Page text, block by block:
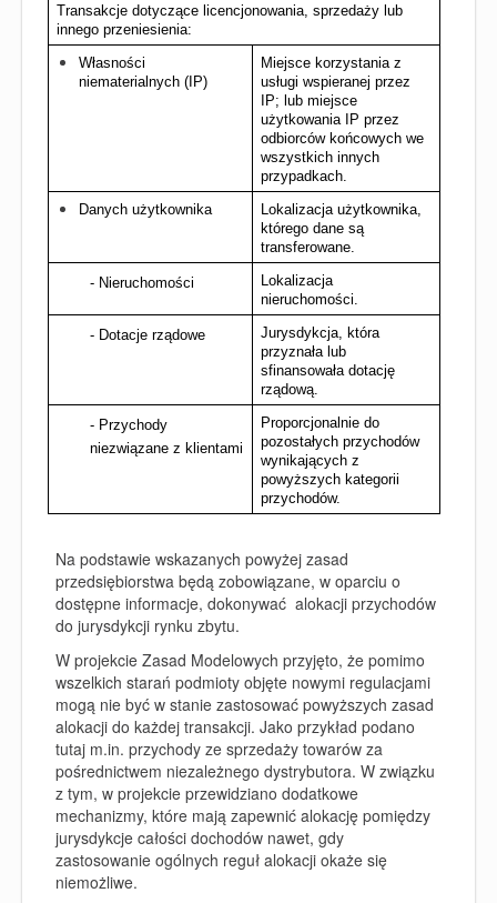
Transakcje dotyczące licencjonowania, sprzedaży lub
innego przeniesienia:
Własności
niematerialnych (IP)
Miejsce korzystania z
usługi wspieranej przez
IP; lub miejsce
użytkowania IP przez
odbiorców końcowych we
wszystkich innych
przypadkach.
Danych użytkownika
Lokalizacja użytkownika,
którego dane są
transferowane.
- Nieruchomości
Lokalizacja
nieruchomości.
- Dotacje rządowe
Jurysdykcja, która
przyznała lub
sfinansowała dotację
rządową.
- Przychody
niezwiązane z klientami
Proporcjonalnie do
pozostałych przychodów
wynikających z
powyższych kategorii
przychodów.
Na podstawie wskazanych powyżej zasad
przedsiębiorstwa będą zobowiązane, w oparciu o
dostępne informacje, dokonywać alokacji przychodów
do jurysdykcji rynku zbytu.
W projekcie Zasad Modelowych przyjęto, że pomimo
wszelkich starań podmioty objęte nowymi regulacjami
mogą nie być w stanie zastosować powyższych zasad
alokacji do każdej transakcji. Jako przykład podano
tutaj m.in. przychody ze sprzedaży towarów za
pośrednictwem niezależnego dystrybutora. W związku
z tym, w projekcie przewidziano dodatkowe
mechanizmy, które mają zapewnić alokację pomiędzy
jurysdykcje całości dochodów nawet, gdy
zastosowanie ogólnych reguł alokacji okaże się
niemożliwe.